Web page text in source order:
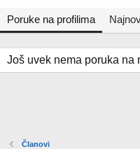
Poruke na profilima
Još uvek nema poruka na
Članovi